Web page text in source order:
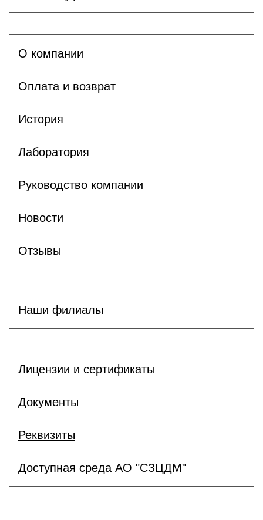
О компании
Оплата и возврат
История
Лаборатория
Руководство компании
Новости
Отзывы
Наши филиалы
Лицензии и сертификаты
Документы
Реквизиты
Доступная среда АО "СЗЦДМ"